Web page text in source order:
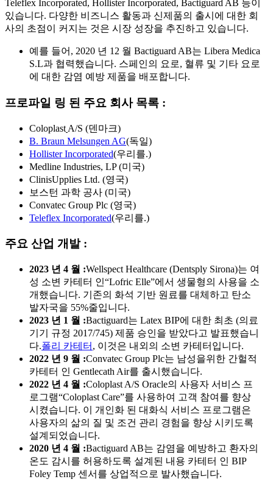
Teleflex Incorporated, Hollister Incorporated, Bactiguard AB 등이
있습니다. 다양한 비즈니스 활동과 신제품의 출시에 대한 회
사의 초점이 커지는 것은 시장 성장을 추진하고 있습니다.
예를 들어, 2020 년 12 월 Bactiguard AB는 Libera Medica
S.L과 협력했습니다. 스페인의 요로, 혈류 및 기타 요로
에 대한 감염 예방 제품을 배포합니다.
프로파일 링 된 주요 회사 목록 :
Coloplast A/S (덴마크)
B. Braun Melsungen AG(독일)
Hollister Incorporated(우리를.)
Medline Industries, LP (미국)
ClinisUpplies Ltd. (영국)
보스턴 과학 공사 (미국)
Convatec Group Plc (영국)
Teleflex Incorporated(우리를.)
주요 산업 개발 :
2023 년 4 월 :Wellspect Healthcare (Dentsply Sirona)는 여
성 소변 카테터 인“Lofric Elle”에서 생물형의 사용을 소
개했습니다. 기존의 화석 기반 원료를 대체하고 탄소
발자국을 55%줄입니다.
2023 년 1 월 :Bactiguard는 Latex BIP에 대한 최초 (의료
기기 규정 2017/745) 제품 승인을 받았다고 발표했습니
다.폴리 카테터 , 이것은 내외의 소변 카테터입니다.
2022 년 9 월 :Convatec Group Plc는 남성을위한 간헐적
카테터 인 Gentlecath Air를 출시했습니다.
2022 년 4 월 :Coloplast A/S Oracle의 사용자 서비스 프
로그램“Coloplast Care”를 사용하여 고객 참여를 향상
시켰습니다. 이 개인화 된 대화식 서비스 프로그램은
사용자의 삶의 질 및 조건 관리 경험을 향상 시키도록
설계되었습니다.
2020 년 4 월 :Bactiguard AB는 감염을 예방하고 환자의
온도 감시를 허용하도록 설계된 내용 카테터 인 BIP
Foley Temp 센서를 상업적으로 발사했습니다.